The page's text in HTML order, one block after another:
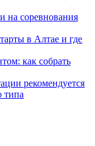
на соревнования
в Алтае и где
как собрать
рекомендуется
типа